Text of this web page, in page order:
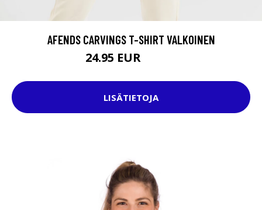
AFENDS CARVINGS T-SHIRT VALKOINEN
24.95 EUR
LISÄTIETOJA